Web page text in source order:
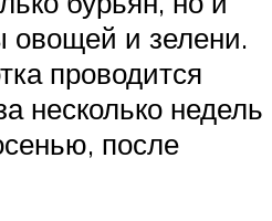
овощей и зелени.
проводится
несколько недель
после